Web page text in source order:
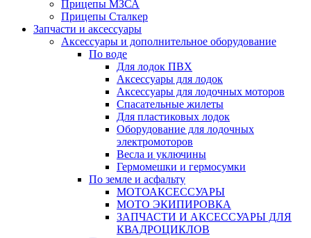
Прицепы МЗСА
Прицепы Сталкер
Запчасти и аксессуары
Аксессуары и дополнительное оборудование
По воде
Для лодок ПВХ
Аксессуары для лодок
Аксессуары для лодочных моторов
Спасательные жилеты
Для пластиковых лодок
Оборудование для лодочных
электромоторов
Весла и уключины
Гермомешки и гермосумки
По земле и асфальту
МОТОАКСЕССУАРЫ
МОТО ЭКИПИРОВКА
ЗАПЧАСТИ И АКСЕССУАРЫ ДЛЯ
КВАДРОЦИКЛОВ